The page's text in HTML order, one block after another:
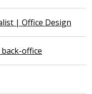
| Office Design
office